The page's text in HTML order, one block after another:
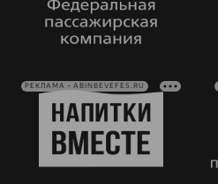
РЕКЛАМА • ABINBEVEFES.RU